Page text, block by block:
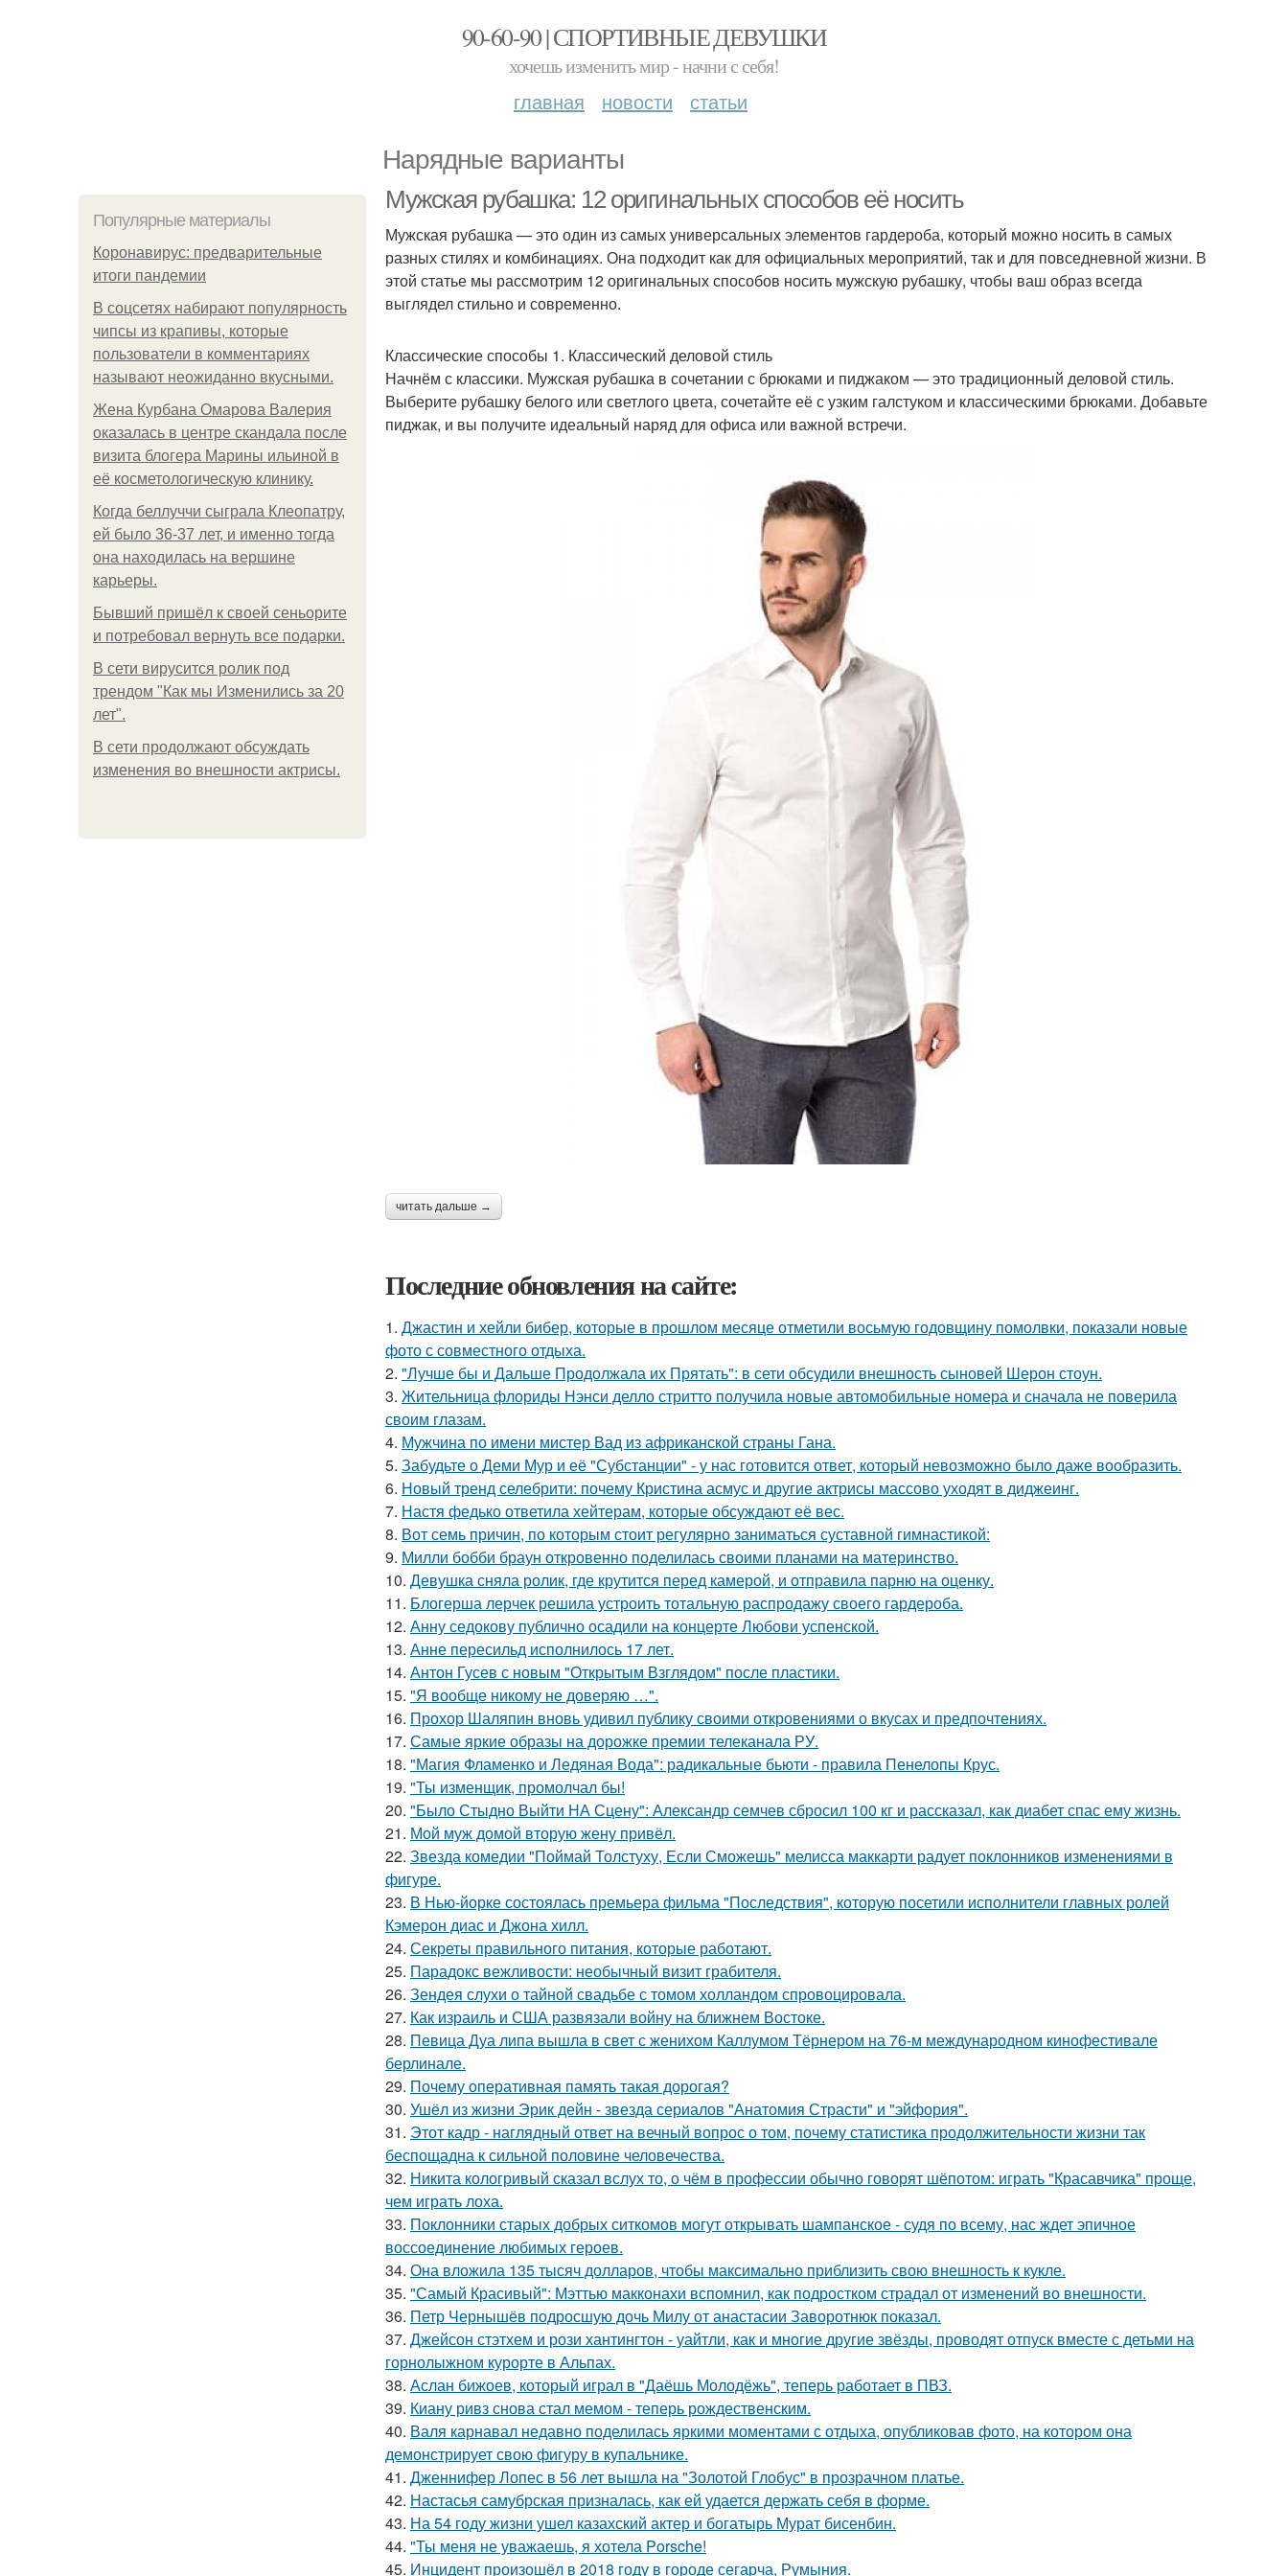
90-60-90 | СПОРТИВНЫЕ ДЕВУШКИ
хочешь изменить мир - начни с себя!
главная новости статьи
Нарядные варианты
Популярные материалы
Коронавирус: предварительные
итоги пандемии
В соцсетях набирают популярность
чипсы из крапивы, которые
пользователи в комментариях
называют неожиданно вкусными.
Жена Курбана Омарова Валерия
оказалась в центре скандала после
визита блогера Марины ильиной в
её косметологическую клинику.
Когда беллуччи сыграла Клеопатру,
ей было 36-37 лет, и именно тогда
она находилась на вершине
карьеры.
Бывший пришёл к своей сеньорите
и потребовал вернуть все подарки.
В сети вирусится ролик под
трендом "Как мы Изменились за 20
лет".
В сети продолжают обсуждать
изменения во внешности актрисы.
Мужская рубашка: 12 оригинальных способов её носить
Мужская рубашка — это один из самых универсальных элементов гардероба, который можно носить в самых
разных стилях и комбинациях. Она подходит как для официальных мероприятий, так и для повседневной жизни. В
этой статье мы рассмотрим 12 оригинальных способов носить мужскую рубашку, чтобы ваш образ всегда
выглядел стильно и современно.
Классические способы 1. Классический деловой стиль
Начнём с классики. Мужская рубашка в сочетании с брюками и пиджаком — это традиционный деловой стиль.
Выберите рубашку белого или светлого цвета, сочетайте её с узким галстуком и классическими брюками. Добавьте
пиджак, и вы получите идеальный наряд для офиса или важной встречи.
читать дальше →
Последние обновления на сайте:
1. Джастин и хейли бибер, которые в прошлом месяце отметили восьмую годовщину помолвки, показали новые
фото с совместного отдыха.
2. "Лучше бы и Дальше Продолжала их Прятать": в сети обсудили внешность сыновей Шерон стоун.
3. Жительница флориды Нэнси делло стритто получила новые автомобильные номера и сначала не поверила
своим глазам.
4. Мужчина по имени мистер Вад из африканской страны Гана.
5. Забудьте о Деми Мур и её "Субстанции" - у нас готовится ответ, который невозможно было даже вообразить.
6. Новый тренд селебрити: почему Кристина асмус и другие актрисы массово уходят в диджеинг.
7. Настя федько ответила хейтерам, которые обсуждают её вес.
8. Вот семь причин, по которым стоит регулярно заниматься суставной гимнастикой:
9. Милли бобби браун откровенно поделилась своими планами на материнство.
10. Девушка сняла ролик, где крутится перед камерой, и отправила парню на оценку.
11. Блогерша лерчек решила устроить тотальную распродажу своего гардероба.
12. Анну седокову публично осадили на концерте Любови успенской.
13. Анне пересильд исполнилось 17 лет.
14. Антон Гусев с новым "Открытым Взглядом" после пластики.
15. "Я вообще никому не доверяю …".
16. Прохор Шаляпин вновь удивил публику своими откровениями о вкусах и предпочтениях.
17. Самые яркие образы на дорожке премии телеканала РУ.
18. "Магия Фламенко и Ледяная Вода": радикальные бьюти - правила Пенелопы Крус.
19. "Ты изменщик, промолчал бы!
20. "Было Стыдно Выйти НА Сцену": Александр семчев сбросил 100 кг и рассказал, как диабет спас ему жизнь.
21. Мой муж домой вторую жену привёл.
22. Звезда комедии "Поймай Толстуху, Если Сможешь" мелисса маккарти радует поклонников изменениями в
фигуре.
23. В Нью-йорке состоялась премьера фильма "Последствия", которую посетили исполнители главных ролей
Кэмерон диас и Джона хилл.
24. Секреты правильного питания, которые работают.
25. Парадокс вежливости: необычный визит грабителя.
26. Зендея слухи о тайной свадьбе с томом холландом спровоцировала.
27. Как израиль и США развязали войну на ближнем Востоке.
28. Певица Дуа липа вышла в свет с женихом Каллумом Тёрнером на 76-м международном кинофестивале
берлинале.
29. Почему оперативная память такая дорогая?
30. Ушёл из жизни Эрик дейн - звезда сериалов "Анатомия Страсти" и "эйфория".
31. Этот кадр - наглядный ответ на вечный вопрос о том, почему статистика продолжительности жизни так
беспощадна к сильной половине человечества.
32. Никита кологривый сказал вслух то, о чём в профессии обычно говорят шёпотом: играть "Красавчика" проще,
чем играть лоха.
33. Поклонники старых добрых ситкомов могут открывать шампанское - судя по всему, нас ждет эпичное
воссоединение любимых героев.
34. Она вложила 135 тысяч долларов, чтобы максимально приблизить свою внешность к кукле.
35. "Самый Красивый": Мэттью макконахи вспомнил, как подростком страдал от изменений во внешности.
36. Петр Чернышёв подросшую дочь Милу от анастасии Заворотнюк показал.
37. Джейсон стэтхем и рози хантингтон - уайтли, как и многие другие звёзды, проводят отпуск вместе с детьми на
горнолыжном курорте в Альпах.
38. Аслан бижоев, который играл в "Даёшь Молодёжь", теперь работает в ПВЗ.
39. Киану ривз снова стал мемом - теперь рождественским.
40. Валя карнавал недавно поделилась яркими моментами с отдыха, опубликовав фото, на котором она
демонстрирует свою фигуру в купальнике.
41. Дженнифер Лопес в 56 лет вышла на "Золотой Глобус" в прозрачном платье.
42. Настасья самубрская призналась, как ей удается держать себя в форме.
43. На 54 году жизни ушел казахский актер и богатырь Мурат бисенбин.
44. "Ты меня не уважаешь, я хотела Porsche!
45. Инцидент произошёл в 2018 году в городе сегарча, Румыния.